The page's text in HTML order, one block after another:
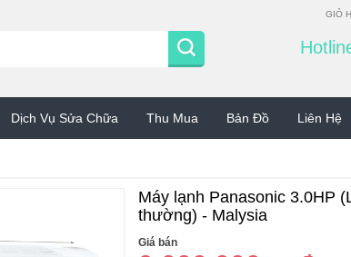
GIỎ
Dịch Vụ Sửa Chữa Thu Mua Bản Đồ Liên Hệ
Máy lạnh Panasonic 3.0HP
thường) - Malysia
Giá bán